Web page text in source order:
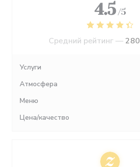
4.5 /5
Средний рейтинг —
Услуги
Атмосфера
Меню
Цена/качество